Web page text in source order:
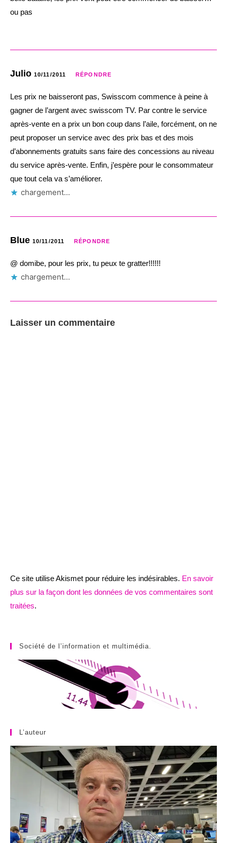
ou pas
Julio 10/11/2011 RÉPONDRE
Les prix ne baisseront pas, Swisscom commence à peine à
gagner de l’argent avec swisscom TV. Par contre le service
après-vente en a prix un bon coup dans l’aile, forcément, on ne
peut proposer un service avec des prix bas et des mois
d’abonnements gratuits sans faire des concessions au niveau
du service après-vente. Enfin, j’espère pour le consommateur
que tout cela va s’améliorer.
chargement…
Blue 10/11/2011 RÉPONDRE
@ domibe, pour les prix, tu peux te gratter!!!!!!
chargement…
Laisser un commentaire
Ce site utilise Akismet pour réduire les indésirables. En savoir
plus sur la façon dont les données de vos commentaires sont
traitées.
Société de l’information et multimédia.
L’auteur